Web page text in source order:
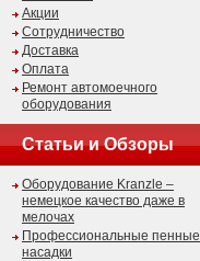
Акции
Сотрудничество
Доставка
Оплата
Ремонт автомоечного
оборудования
Статьи и Обзоры
Оборудование Kranzle –
немецкое качество даже в
мелочах
Профессиональные пенные
насадки